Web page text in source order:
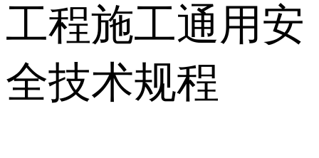
工程施工通用安
全技术规程